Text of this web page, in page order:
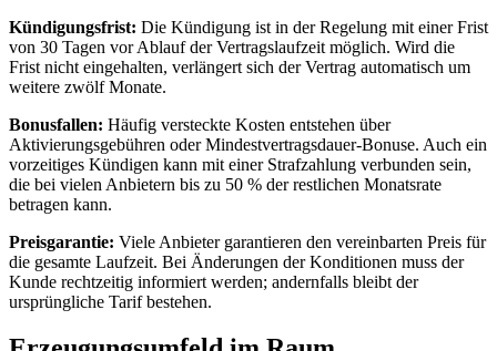
Kündigungsfrist: Die Kündigung ist in der Regelung mit einer Frist
von 30 Tagen vor Ablauf der Vertragslaufzeit möglich. Wird die
Frist nicht eingehalten, verlängert sich der Vertrag automatisch um
weitere zwölf Monate.
Bonusfallen: Häufig versteckte Kosten entstehen über
Aktivierungsgebühren oder Mindestvertragsdauer‑Bonuse. Auch ein
vorzeitiges Kündigen kann mit einer Strafzahlung verbunden sein,
die bei vielen Anbietern bis zu 50 % der restlichen Monatsrate
betragen kann.
Preisgarantie: Viele Anbieter garantieren den vereinbarten Preis für
die gesamte Laufzeit. Bei Änderungen der Konditionen muss der
Kunde rechtzeitig informiert werden; andernfalls bleibt der
ursprüngliche Tarif bestehen.